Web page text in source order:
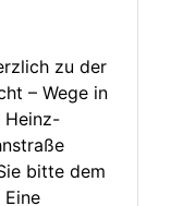
zu der
– Wege in
Heinz-
bitte dem
Eine